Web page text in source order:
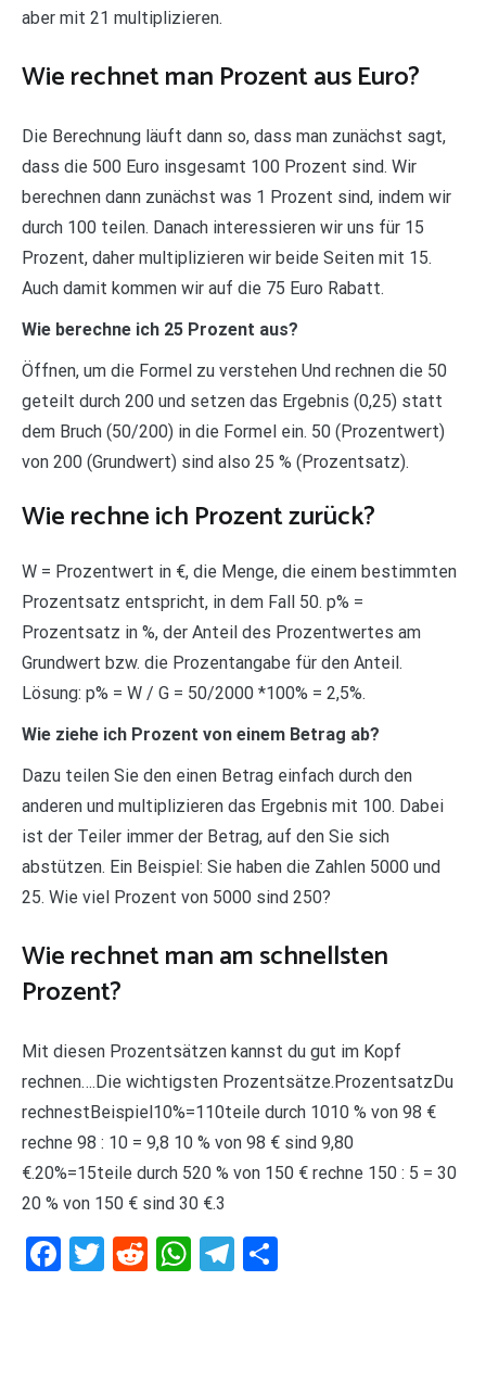
aber mit 21 multiplizieren.
Wie rechnet man Prozent aus Euro?
Die Berechnung läuft dann so, dass man zunächst sagt,
dass die 500 Euro insgesamt 100 Prozent sind. Wir
berechnen dann zunächst was 1 Prozent sind, indem wir
durch 100 teilen. Danach interessieren wir uns für 15
Prozent, daher multiplizieren wir beide Seiten mit 15.
Auch damit kommen wir auf die 75 Euro Rabatt.
Wie berechne ich 25 Prozent aus?
Öffnen, um die Formel zu verstehen Und rechnen die 50
geteilt durch 200 und setzen das Ergebnis (0,25) statt
dem Bruch (50/200) in die Formel ein. 50 (Prozentwert)
von 200 (Grundwert) sind also 25 % (Prozentsatz).
Wie rechne ich Prozent zurück?
W = Prozentwert in €, die Menge, die einem bestimmten
Prozentsatz entspricht, in dem Fall 50. p% =
Prozentsatz in %, der Anteil des Prozentwertes am
Grundwert bzw. die Prozentangabe für den Anteil.
Lösung: p% = W / G = 50/2000 *100% = 2,5%.
Wie ziehe ich Prozent von einem Betrag ab?
Dazu teilen Sie den einen Betrag einfach durch den
anderen und multiplizieren das Ergebnis mit 100. Dabei
ist der Teiler immer der Betrag, auf den Sie sich
abstützen. Ein Beispiel: Sie haben die Zahlen 5000 und
25. Wie viel Prozent von 5000 sind 250?
Wie rechnet man am schnellsten
Prozent?
Mit diesen Prozentsätzen kannst du gut im Kopf
rechnen….Die wichtigsten Prozentsätze.ProzentsatzDu
rechnestBeispiel10%=110teile durch 1010 % von 98 €
rechne 98 : 10 = 9,8 10 % von 98 € sind 9,80
€.20%=15teile durch 520 % von 150 € rechne 150 : 5 = 30
20 % von 150 € sind 30 €.3
Facebook
Twitter
RedditWhatsApp
Telegram